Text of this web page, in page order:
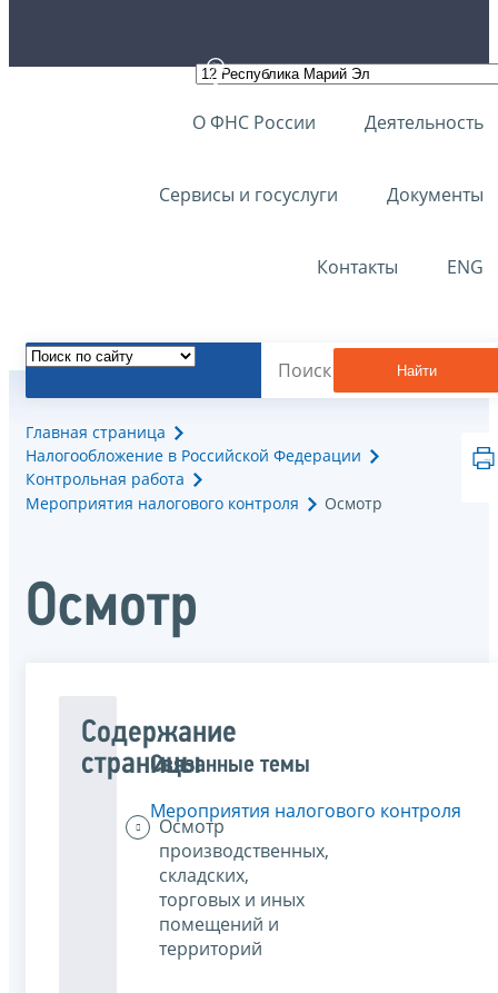
О ФНС России Деятельность
Сервисы и госуслуги Документы
Контакты ENG
Найти
Главная страница
Налогообложение в Российской Федерации
Контрольная работа
Мероприятия налогового контроля
Осмотр
Осмотр
Содержание
страницы
Осмотр
производственных,
складских,
торговых и иных
помещений и
территорий
Связанные темы
Мероприятия налогового контроля